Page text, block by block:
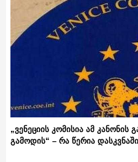
„ვენეციის კომისია ამ კანონის
გამოდის“ – რა წერია დასკვნაში